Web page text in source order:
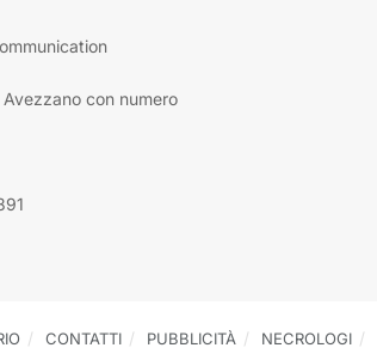
con numero
CONTATTI PUBBLICITÀ NECROLOGI